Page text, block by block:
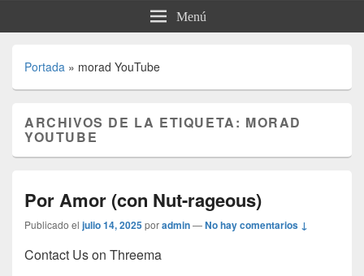
Menú
Portada » morad YouTube
ARCHIVOS DE LA ETIQUETA: MORAD
YOUTUBE
Por Amor (con Nut-rageous)
Publicado el julio 14, 2025poradmin—No hay comentarios ↓
Contact Us on Threema